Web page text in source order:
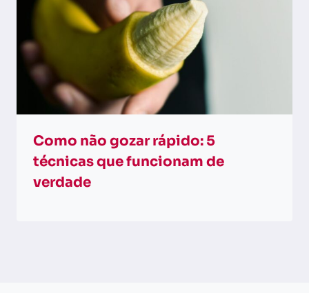
Como não gozar rápido: 5
técnicas que funcionam de
verdade